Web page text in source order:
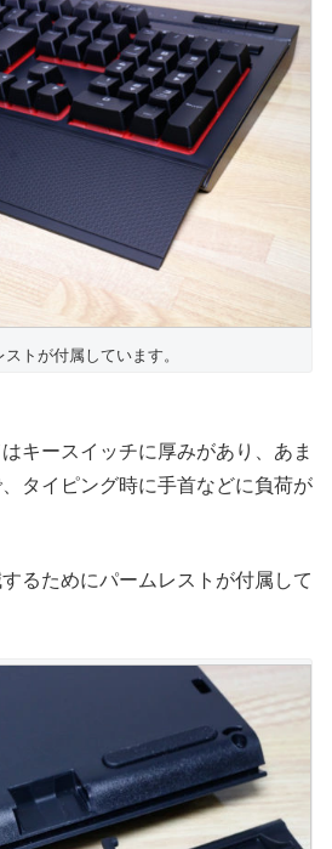
トが付属しています。
キースイッチに厚みがあり、あま
タイピング時に手首などに負荷が
るためにパームレストが付属して